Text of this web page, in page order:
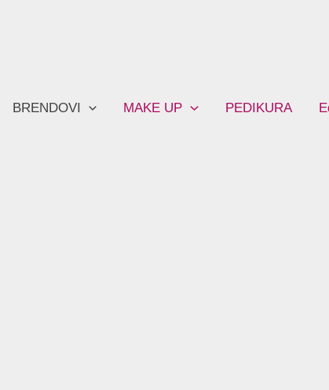
BRENDOVI MAKE UP PEDIKURA